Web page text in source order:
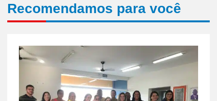
Recomendamos para você